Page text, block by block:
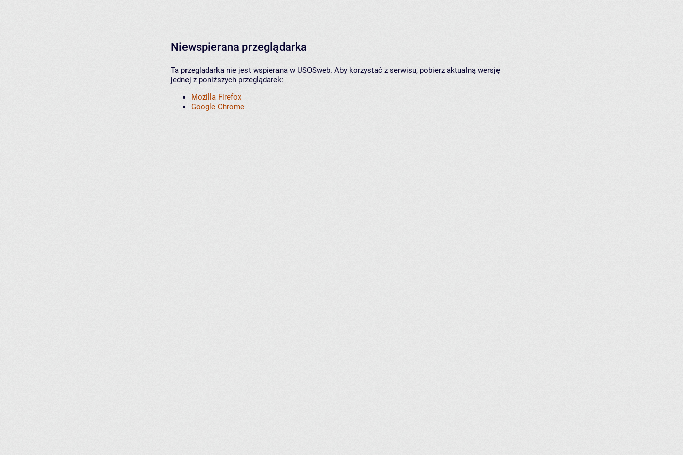
Niewspierana przeglądarka
Ta przeglądarka nie jest wspierana w USOSweb. Aby korzystać z serwisu, pobierz aktualną wersję
jednej z poniższych przeglądarek:
Mozilla Firefox
Google Chrome